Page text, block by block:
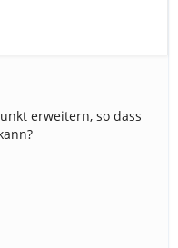
erweitern, so dass